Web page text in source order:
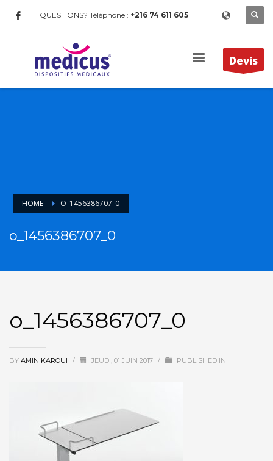
QUESTIONS? Téléphone : +216 74 611 605
Devis
HOME O_1456386707_0
o_1456386707_0
o_1456386707_0
BY AMIN KAROUI / JEUDI, 01 JUIN 2017 / PUBLISHED IN